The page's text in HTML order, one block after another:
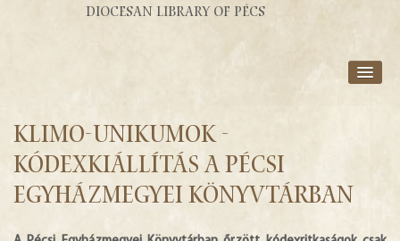
Diocesan Library of Pécs
KATALÓGUSOK
BLOG
Klimo-Unikumok -
kódexkiállítás a Pécsi
Egyházmegyei Könyvtárban